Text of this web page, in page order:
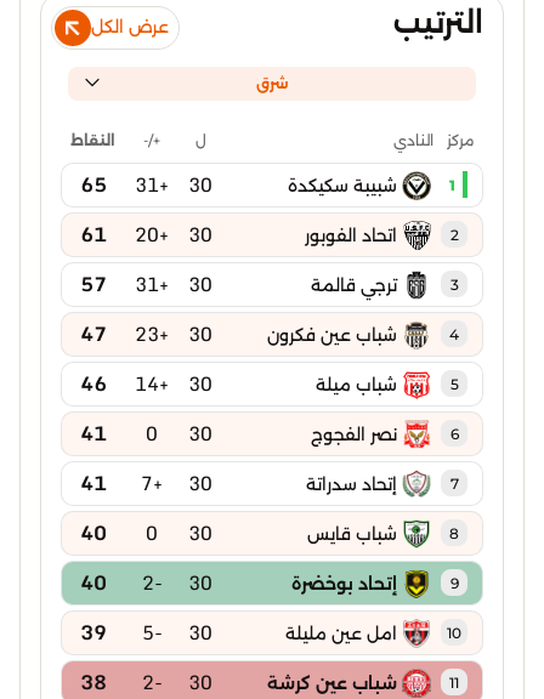
الترتيب عرض الكل
شرق
مركز النادي ل +/- النقاط
1 شبيبة سكيكدة 30
+31
65
2 اتحاد الفوبور 30
+20
61
3 ترجي قالمة 30
+31
57
4 شباب عين فكرون 30
+23
47
5 شباب ميلة 30
+14
46
6 نصر الفجوج 30
0
41
7 إتحاد سدراتة 30
+7
41
8 شباب قايس 30
0
40
9 إتحاد بوخضرة 30
-2
40
10 امل عين مليلة 30
-5
39
11 شباب عين كرشة 30
-2
38